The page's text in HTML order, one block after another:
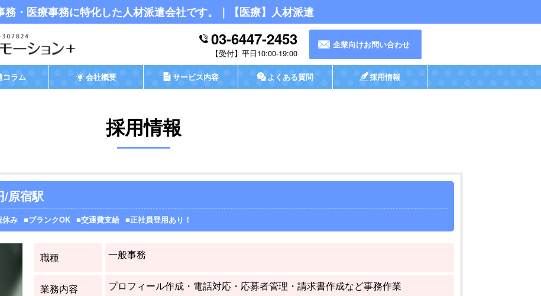
務・医療事務に特化した人材派遣会社です。｜【医療】人材派遣
03-6447-2453
平日10:00-19:00
企業向けお問い合わせ
コラム 会社概要 サービス内容 よくある質問 採用情報
採用情報
/原宿駅
休み ブランクOK 交通費支給 正社員登用あり！
職種 一般事務
業務内容 プロフィール作成・電話対応・応募者管理・請求書作成など事務作業